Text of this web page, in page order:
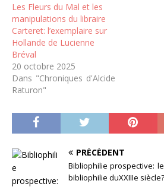
Les Fleurs du Mal et les
manipulations du libraire
Carteret: l’exemplaire sur
Hollande de Lucienne
Bréval
20 octobre 2025
Dans "Chroniques d'Alcide
Raturon"
PRÉCÉDENT
Bibliophilie prospective:
bibliophilie duXXIIIe siècle?